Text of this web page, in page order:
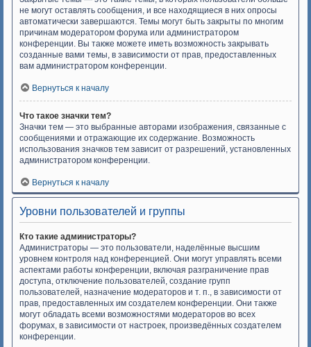
не могут оставлять сообщения, и все находящиеся в них опросы
автоматически завершаются. Темы могут быть закрыты по многим
причинам модератором форума или администратором
конференции. Вы также можете иметь возможность закрывать
созданные вами темы, в зависимости от прав, предоставленных
вам администратором конференции.
Вернуться к началу
Что такое значки тем?
Значки тем — это выбранные авторами изображения, связанные с
сообщениями и отражающие их содержание. Возможность
использования значков тем зависит от разрешений, установленных
администратором конференции.
Вернуться к началу
Уровни пользователей и группы
Кто такие администраторы?
Администраторы — это пользователи, наделённые высшим
уровнем контроля над конференцией. Они могут управлять всеми
аспектами работы конференции, включая разграничение прав
доступа, отключение пользователей, создание групп
пользователей, назначение модераторов и т. п., в зависимости от
прав, предоставленных им создателем конференции. Они также
могут обладать всеми возможностями модераторов во всех
форумах, в зависимости от настроек, произведённых создателем
конференции.